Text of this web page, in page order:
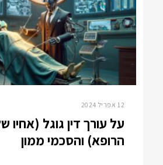
12 אפריל 2024
על עורך דין גוגל (אחיו
הרופא) והסכמי ממון